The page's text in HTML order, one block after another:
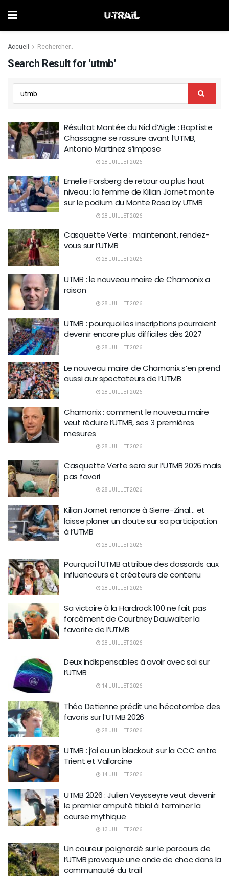
Accueil Rechercher..
Search Result for 'utmb'
Résultat Montée du Nid d’Aigle : Baptiste
Chassagne se rassure avant l’UTMB,
Antonio Martinez s’impose
28 JUILLET 2026
Emelie Forsberg de retour au plus haut
niveau : la femme de Kilian Jornet monte
sur le podium du Monte Rosa by UTMB
28 JUILLET 2026
Casquette Verte : maintenant, rendez-
vous sur l’UTMB
28 JUILLET 2026
UTMB : le nouveau maire de Chamonix a
raison
28 JUILLET 2026
UTMB : pourquoi les inscriptions pourraient
devenir encore plus difficiles dès 2027
28 JUILLET 2026
Le nouveau maire de Chamonix s’en prend
aussi aux spectateurs de l’UTMB
28 JUILLET 2026
Chamonix : comment le nouveau maire
veut réduire l’UTMB, ses 3 premières
mesures
28 JUILLET 2026
Casquette Verte sera sur l’UTMB 2026 mais
pas favori
28 JUILLET 2026
Kilian Jornet renonce à Sierre-Zinal… et
laisse planer un doute sur sa participation
à l’UTMB
28 JUILLET 2026
Pourquoi l’UTMB attribue des dossards aux
influenceurs et créateurs de contenu
28 JUILLET 2026
Sa victoire à la Hardrock 100 ne fait pas
forcément de Courtney Dauwalter la
favorite de l’UTMB
28 JUILLET 2026
Deux indispensables à avoir avec soi sur
l’UTMB
14 JUILLET 2026
Théo Detienne prédit une hécatombe des
favoris sur l’UTMB 2026
28 JUILLET 2026
UTMB : j’ai eu un blackout sur la CCC entre
Trient et Vallorcine
14 JUILLET 2026
UTMB 2026 : Julien Veysseyre veut devenir
le premier amputé tibial à terminer la
course mythique
13 JUILLET 2026
Un coureur poignardé sur le parcours de
l’UTMB provoque une onde de choc dans la
communauté du trail